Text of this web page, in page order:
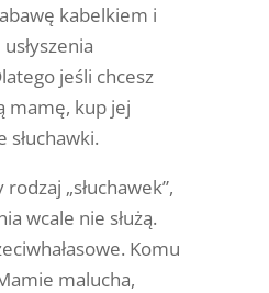
kabelkiem i
jeśli chcesz
mamę, kup jej
„słuchawek”,
wcale nie służą.
Komu
malucha,